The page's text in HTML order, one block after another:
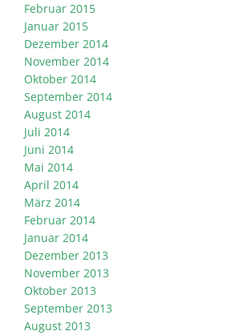
Februar 2015
Januar 2015
Dezember 2014
November 2014
Oktober 2014
September 2014
August 2014
Juli 2014
Juni 2014
Mai 2014
April 2014
März 2014
Februar 2014
Januar 2014
Dezember 2013
November 2013
Oktober 2013
September 2013
August 2013